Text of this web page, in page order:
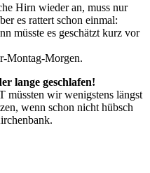
Hirn wieder an, muss nur
es rattert schon einmal:
müsste es geschätzt kurz vor
Montag-Morgen.
lange geschlafen!
müssten wir wenigstens längst
wenn schon nicht hübsch